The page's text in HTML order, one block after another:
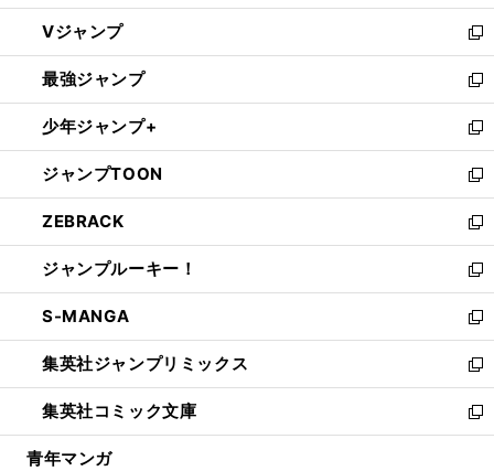
ウ
ィ
ン
ド
ウ
で
開
く
し
い
ウ
ィ
ン
ド
ウ
で
開
く
Vジャンプ
新
し
い
ウ
ィ
ン
ド
ウ
で
開
く
最強ジャンプ
新
し
い
ウ
ィ
ン
ド
ウ
で
開
く
少年ジャンプ+
新
し
い
ウ
ィ
ン
ド
ウ
で
開
く
ジャンプTOON
新
し
い
ウ
ィ
ン
ド
ウ
で
開
く
ZEBRACK
新
し
い
ウ
ィ
ン
ド
ウ
で
開
ジャンプルーキー！
新
し
い
ウ
ィ
ン
ド
ウ
S-MANGA
新
し
い
ウ
ィ
ン
集英社ジャンプリミックス
新
し
い
ウ
集英社コミック文庫
新
し
青年マンガ